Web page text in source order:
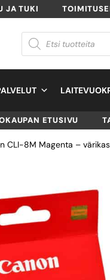
JA TUKI
ETUSIVU
CLI-8M Magenta –